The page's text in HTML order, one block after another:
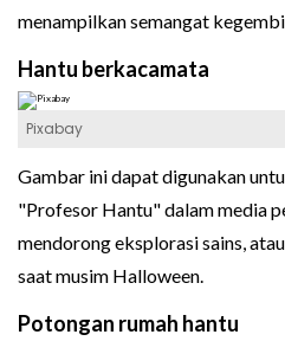
menampilkan semangat
Hantu berkacamata
Pixabay
Gambar ini dapat digunakan
"Profesor Hantu" dalam media
mendorong eksplorasi sains,
saat musim Halloween.
Potongan rumah hantu